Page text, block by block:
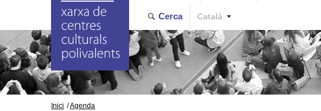
Cerca Català
Inici Agenda